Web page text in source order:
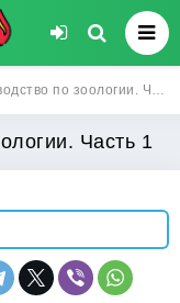
по зоологии. Часть 1
Часть 1